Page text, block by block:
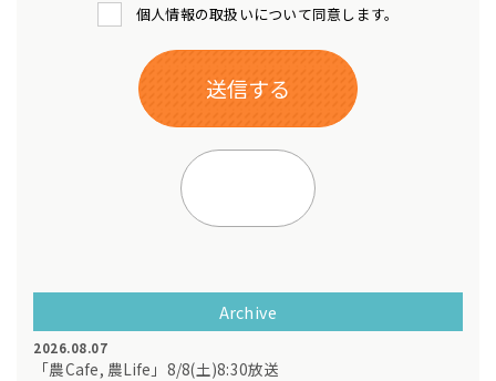
個人情報の取扱いについて同意します。
Archive
2026.08.07
「農Cafe, 農Life」8/8(土)8:30放送